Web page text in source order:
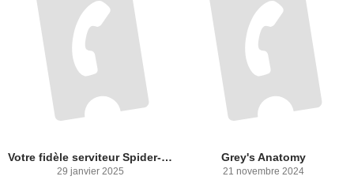
Votre fidèle serviteur Spider-Man
29 janvier 2025
Grey's Anatomy
21 novembre 2024